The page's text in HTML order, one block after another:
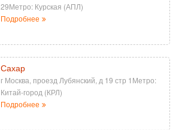
29Метро: Курская (АПЛ)
Подробнее
Сахар
г Москва, проезд Лубянский, д 19 стр 1Метро:
Китай-город (КРЛ)
Подробнее